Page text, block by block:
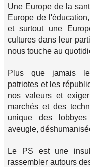
Une Europe de la
Europe de
et surtout une
cultures dans leur
nous touche au
Plus que jamais
patriotes et les
nos valeurs et
marchés et des
unique des
aveugle,
Le PS est une
rassembler autours